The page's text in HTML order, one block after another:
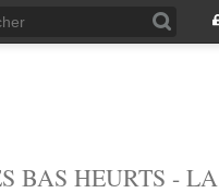
BAS HEURTS - LA